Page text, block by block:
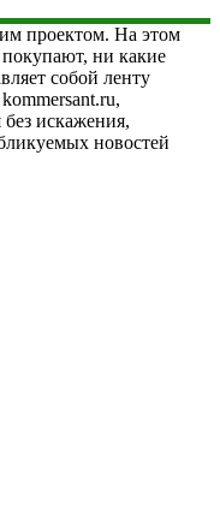
проектом. На этом
ни какие
собой ленту
искажения,
новостей